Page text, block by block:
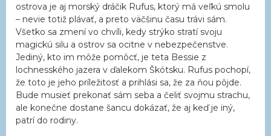
ostrova je aj morský dráčik Rufus, ktorý má veľkú smolu
– nevie totiž plávať, a preto väčšinu času trávi sám.
Všetko sa zmení vo chvíli, kedy strýko stratí svoju
magickú silu a ostrov sa ocitne v nebezpečenstve.
Jediný, kto im môže pomôcť, je teta Bessie z
lochnesského jazera v ďalekom Škótsku. Rufus pochopí,
že toto je jeho príležitosť a prihlási sa, že za ňou pôjde.
Bude musieť prekonať sám seba a čeliť svojmu strachu,
ale konečne dostane šancu dokázať, že aj keď je iný,
patrí do rodiny.